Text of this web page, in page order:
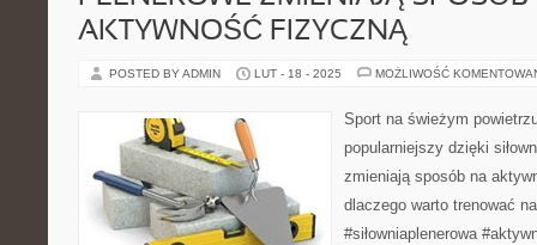
AKTYWNOŚĆ FIZYCZNĄ
POSTED BY ADMIN LUT - 18 - 2025 MOŻLIWOŚĆ
Sport na świeżym
popularniejszy dzięki
zmieniają sposób na
dlaczego warto trenować
#siłowniaplenerowa